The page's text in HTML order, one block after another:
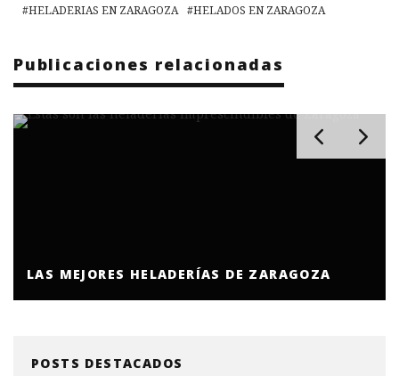
HELADERIAS EN ZARAGOZA
HELADOS EN ZARAGOZA
Publicaciones relacionadas
LAS MEJORES HELADERÍAS DE ZARAGOZA
POSTS DESTACADOS